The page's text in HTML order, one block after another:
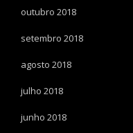
outubro 2018
setembro 2018
agosto 2018
julho 2018
junho 2018